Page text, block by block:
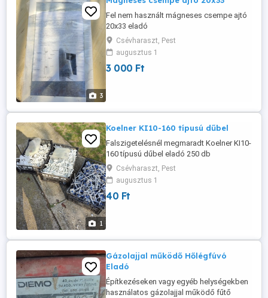
3
Fel nem használt mágneses csempe ajtó
20x33 eladó
Csévharaszt, Pest
augusztus 1
3 000 Ft
1
Koelner KI10-160 típusú dűbel
Falszigetelésnél megmaradt Koelner KI10-
160 típusú dűbel eladó 250 db
Csévharaszt, Pest
augusztus 1
40 Ft
Gázolajjal működő Hőlégfúvó
Eladó
Építkezéseken vagy egyéb helységekben
használatos gázolajjal működő fűtő